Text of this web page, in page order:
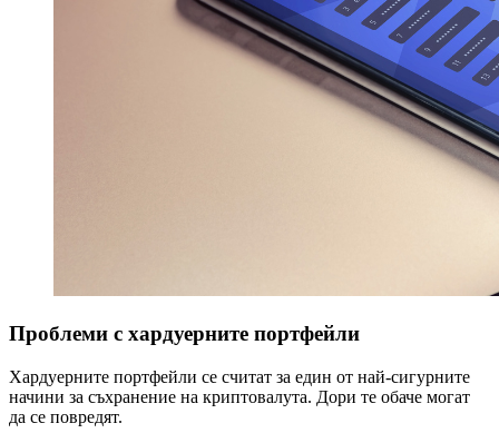
Проблеми с хардуерните портфейли
Хардуерните портфейли се считат за един от най-сигурните
начини за съхранение на криптовалута. Дори те обаче могат
да се повредят.